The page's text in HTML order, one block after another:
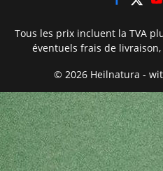
© 2026 Heilnatura -
Tous les prix incluent la TVA
éventuels frais de